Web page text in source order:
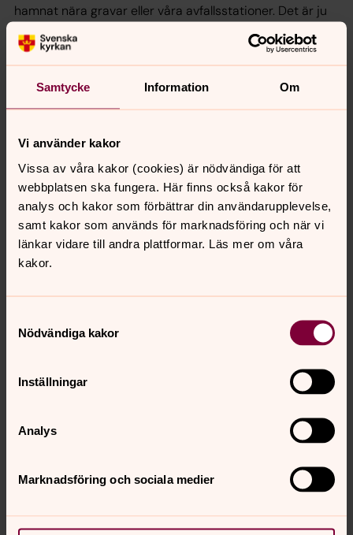
Samtycke Information Om
Vi använder kakor
Vissa av våra kakor (cookies) är nödvändiga för att
webbplatsen ska fungera. Här finns också kakor för
analys och kakor som förbättrar din användarupplevelse,
samt kakor som används för marknadsföring och när vi
länkar vidare till andra plattformar. Läs mer om våra
kakor.
Nödvändiga kakor
Inställningar
Analys
Marknadsföring och sociala medier
hamnat nära gravar eller våra avfallsstationer. Det är ju
inte så trevligt att besöka en grav och ha ett getingbo i
närheten. Där behöver säkerhet och omsorg om alla som
vistas på våra kyrkogårdar komma först.
Avfall tas om hand
Det är även viktigt att ta hand om de rester som
är farligt avfall och ska tas om hand av professionella
aktörer.
Helena Thibom